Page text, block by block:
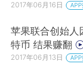
2017年06月16日
苹果联合创始人
特币 结果赚翻
2017年06月13日